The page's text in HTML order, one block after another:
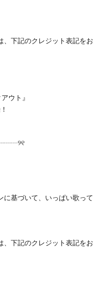
下記のクレジット表記をお
ウト』
に基づいて、いっぱい歌って
下記のクレジット表記をお